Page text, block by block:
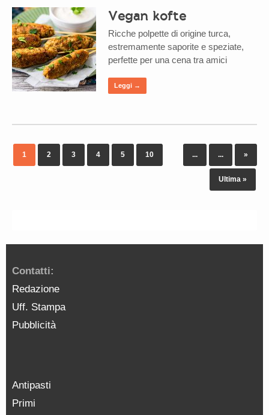
Vegan kofte
Ricche polpette di origine turca,
estremamente saporite e speziate,
perfette per una cena tra amici
Leggi →
1 2 3 4 5 ...
10 ... »
Ultima »
Contatti:
Redazione
Uff. Stampa
Pubblicità
Antipasti
Primi